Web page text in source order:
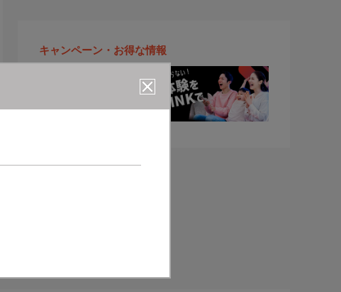
キャンペーン・お得な情報